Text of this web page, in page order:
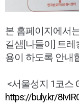
본 홈페이지에서
길샘[나들이] 트
용이 하도록 안내
<서울성지 1코스
https://buly.kr/